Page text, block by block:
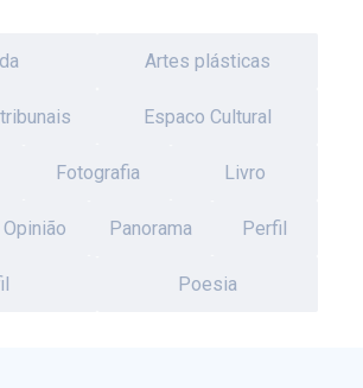
Artes plásticas
Espaco Cultural
Fotografia Livro
Opinião Panorama Perfil
Poesia